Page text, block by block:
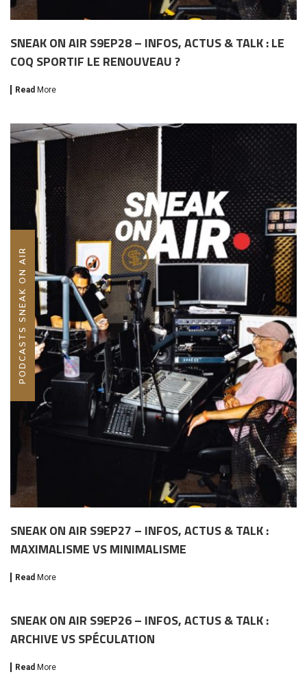
SNEAK ON AIR S9EP28 – INFOS, ACTUS & TALK : LE
COQ SPORTIF LE RENOUVEAU ?
Read More
PODCASTS SNEAK ON AIR
SNEAK ON AIR S9EP27 – INFOS, ACTUS & TALK :
MAXIMALISME VS MINIMALISME
Read More
SNEAK ON AIR S9EP26 – INFOS, ACTUS & TALK :
ARCHIVE VS SPÉCULATION
Read More